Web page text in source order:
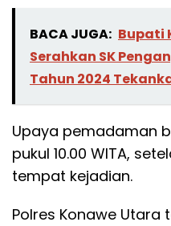
BACA JUGA: Bupati
Serahkan SK
Tahun 2024
Upaya pemadaman
pukul 10.00 WITA,
tempat kejadian.
Polres Konawe Utara